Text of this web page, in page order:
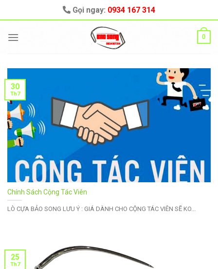
to
Gọi ngay: 0934 167 314
0
Chính Sách Cộng Tác Viên
LÒ CỰA BẢO SONG LƯU Ý : GIÁ DÀNH CHO CỘNG TÁC VIÊN SẼ KO...
30
Th7
25
Th7